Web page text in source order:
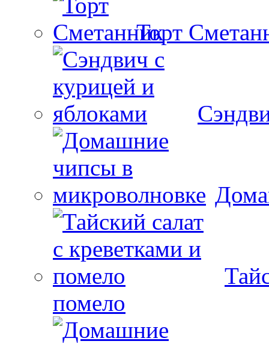
Торт
помело